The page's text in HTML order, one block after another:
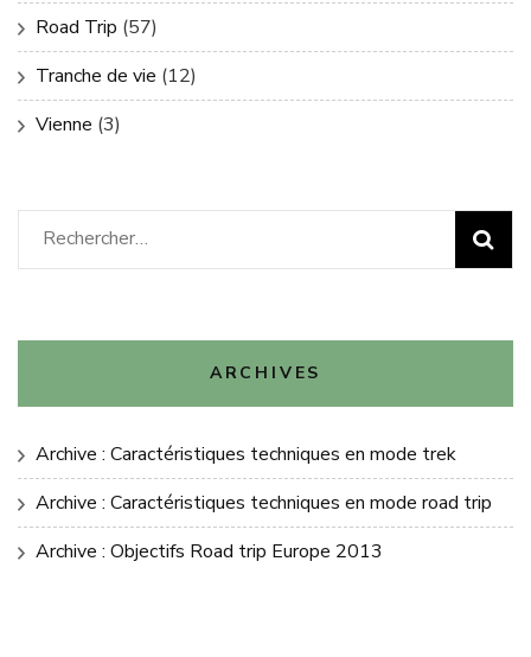
Road Trip (57)
Tranche de vie (12)
Vienne (3)
Rechercher :
ARCHIVES
Archive : Caractéristiques techniques en mode trek
Archive : Caractéristiques techniques en mode road trip
Archive : Objectifs Road trip Europe 2013